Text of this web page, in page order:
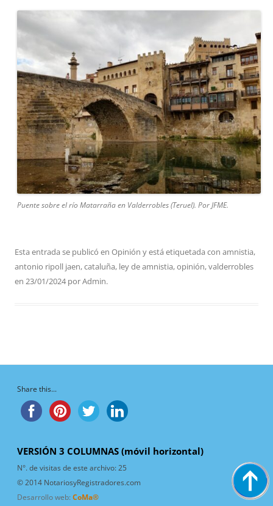
Puente sobre el río Matarraña en Valderrobles (Teruel). Por JFME.
Esta entrada se publicó en Opinión y está etiquetada con amnistia,
antonio ripoll jaen,cataluña, ley de amnistia,opinión,valderrobles
en 23/01/2024porAdmin.
Share this...
VERSIÓN 3 COLUMNAS (móvil horizontal)
N°. de visitas de este archivo:25
© 2014 NotariosyRegistradores.com
Desarrollo web: CoMa®